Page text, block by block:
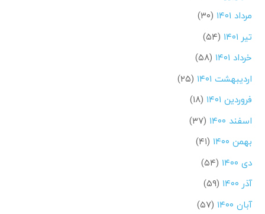
مرداد ۱۴۰۱
(۳۰)
تیر ۱۴۰۱
(۵۴)
خرداد ۱۴۰۱
(۵۸)
اردیبهشت ۱۴۰۱
(۲۵)
فروردین ۱۴۰۱
(۱۸)
اسفند ۱۴۰۰
(۳۷)
بهمن ۱۴۰۰
(۴۱)
دی ۱۴۰۰
(۵۴)
آذر ۱۴۰۰
(۵۹)
آبان ۱۴۰۰
(۵۷)